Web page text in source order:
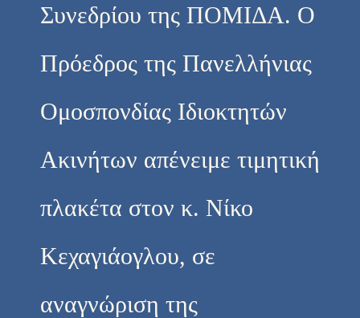
Συνεδρίου της ΠΟΜΙΔΑ. Ο
Πρόεδρος της Πανελλήνιας
Ομοσπονδίας Ιδιοκτητών
Ακινήτων απένειμε τιμητική
πλακέτα στον κ. Νίκο
Κεχαγιάογλου, σε
αναγνώριση της